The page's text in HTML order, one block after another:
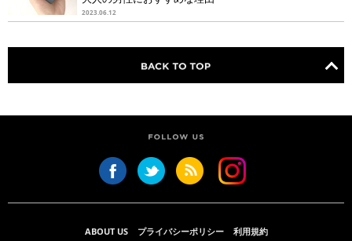
トレーニング
好印象な男
頭皮ケア
2023.06.12
ABOUT US プライバシーポリシー 利用規約